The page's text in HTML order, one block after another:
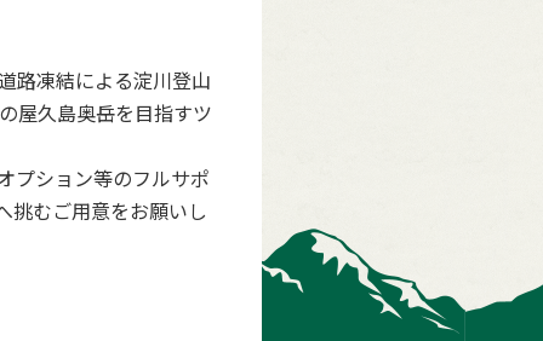
路凍結による淀川登山
屋久島奥岳を目指すツ
プション等のフルサポ
挑むご用意をお願いし